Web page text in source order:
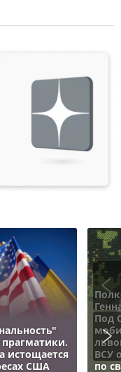
истощается
США
Под
ВСУ
по